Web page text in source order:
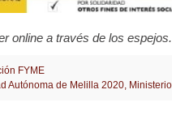
online a través de los
FYME
Autónoma de Melilla 2020,